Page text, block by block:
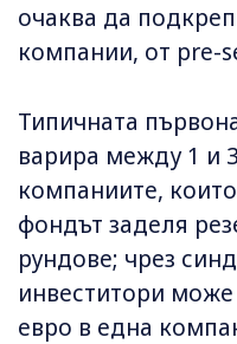
очаква да
компании, от pre-
Типичната
варира между 1 и
компаниите,
фондът заделя
рундове; чрез
инвеститори
евро в една